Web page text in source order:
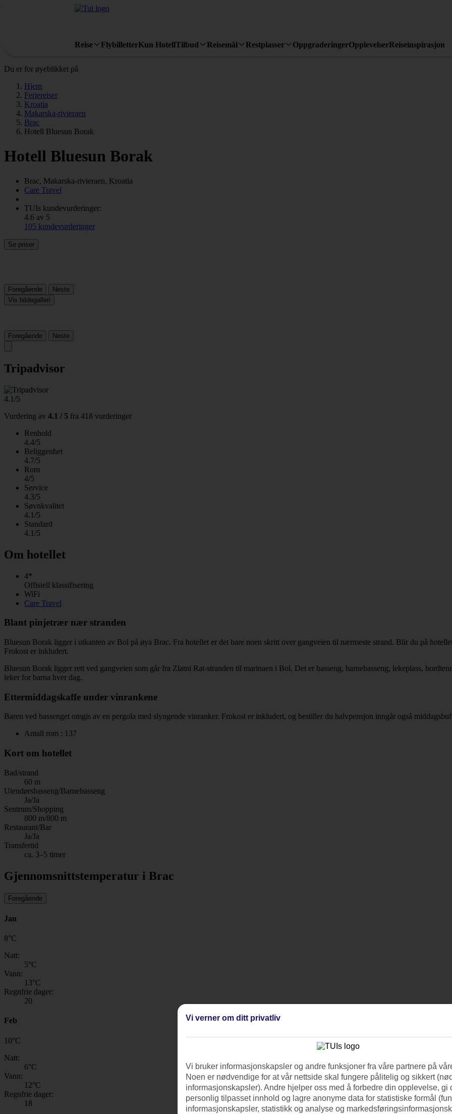
Reise FlybilletterKun HotellTilbud Reisemål Restplasser OppgraderingerOpplevelserReiseinspirasjon
Du er for øyeblikket på
Hjem
Feriereiser
Kroatia
Makarska-rivieraen
Brac
Hotell Bluesun Borak
Hotell Bluesun Borak
Brac, Makarska-rivieraen, Kroatia
Care Travel
TUIs kundevurderinger:
4.6 av 5
105 kundevurderinger
Se priser
Foregående
Neste
Vis bildegalleri
Foregående Neste
Tripadvisor
4.1/5
Vurdering av 4.1 / 5 fra 418 vurderinger
Renhold
4.4/5
Beliggenhet
4.7/5
Rom
4/5
Service
4.3/5
Søvnkvalitet
4.1/5
Standard
4.1/5
Om hotellet
4*
Offisiell klassifisering
WiFi
Care Travel
Blant pinjetrær nær stranden
Bluesun Borak ligger i utkanten av Bol på øya Brac. Fra hotellet er det bare noen skritt over gangveien til nærmeste strand. Blir du på
Frokost er inkludert.
Bluesun Borak ligger rett ved gangveien som går fra Zlatni Rat-stranden til marinaen i Bol. Det er basseng, barnebasseng, lekeplass,
leker for barna hver dag.
Ettermiddagskaffe under vinrankene
Baren ved bassenget omgis av en pergola med slyngende vinranker. Frokost er inkludert, og bestiller du halvpensjon inngår også
Antall rom : 137
Kort om hotellet
Bad/strand
60 m
Utendørsbasseng/Barnebasseng
Ja/Ja
Sentrum/Shopping
800 m/800 m
Restaurant/Bar
Ja/Ja
Transfertid
ca. 3–5 timer
Gjennomsnittstemperatur i Brac
Foregående
Jan
8°C
Natt:
5°C
Vann:
13°C
Regnfrie dager:
20
Feb
10°C
Natt:
6°C
Vann:
12°C
Regnfrie dager:
18
Vi verner om ditt privatliv
Vi bruker informasjonskapsler og andre funksjoner fra våre partnere på
Noen er nødvendige for at vår nettside skal fungere pålitelig og sikkert
informasjonskapsler). Andre hjelper oss med å forbedre din opplevelse, gi
personlig tilpasset innhold og lagre anonyme data for statistiske formål
informasjonskapsler, statistikk og analyse og